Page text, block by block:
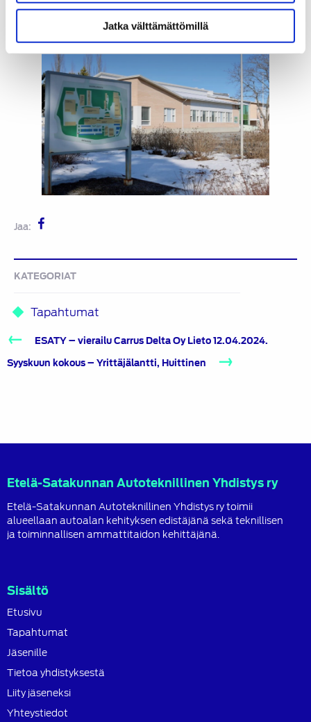
Jatka välttämättömillä
KATEGORIAT
Tapahtumat
Jaa:
Artikkelien
selausESATY – vierailu Carrus Delta Oy Lieto 12.04.2024.
Syyskuun kokous – Yrittäjälantti, Huittinen
Etelä-Satakunnan Autoteknillinen Yhdistys ry
Etelä-Satakunnan Autoteknillinen Yhdistys ry toimii
alueellaan autoalan kehityksen edistäjänä sekä teknillisen
ja toiminnallisen ammattitaidon kehittäjänä.
Sisältö
Etusivu
Tapahtumat
Jäsenille
Tietoa yhdistyksestä
Liity jäseneksi
Yhteystiedot